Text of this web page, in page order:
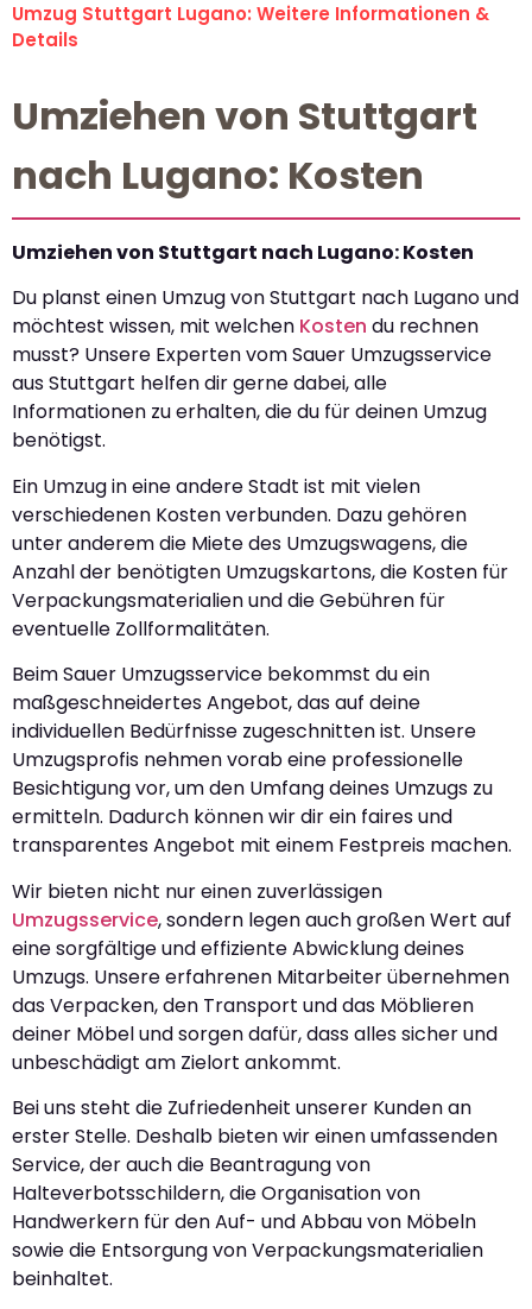
Umzug Stuttgart Lugano: Weitere Informationen &
Details
Umziehen von Stuttgart
nach Lugano: Kosten
Umziehen von Stuttgart nach Lugano: Kosten
Du planst einen Umzug von Stuttgart nach Lugano und
möchtest wissen, mit welchen Kosten du rechnen
musst? Unsere Experten vom Sauer Umzugsservice
aus Stuttgart helfen dir gerne dabei, alle
Informationen zu erhalten, die du für deinen Umzug
benötigst.
Ein Umzug in eine andere Stadt ist mit vielen
verschiedenen Kosten verbunden. Dazu gehören
unter anderem die Miete des Umzugswagens, die
Anzahl der benötigten Umzugskartons, die Kosten für
Verpackungsmaterialien und die Gebühren für
eventuelle Zollformalitäten.
Beim Sauer Umzugsservice bekommst du ein
maßgeschneidertes Angebot, das auf deine
individuellen Bedürfnisse zugeschnitten ist. Unsere
Umzugsprofis nehmen vorab eine professionelle
Besichtigung vor, um den Umfang deines Umzugs zu
ermitteln. Dadurch können wir dir ein faires und
transparentes Angebot mit einem Festpreis machen.
Wir bieten nicht nur einen zuverlässigen
Umzugsservice, sondern legen auch großen Wert auf
eine sorgfältige und effiziente Abwicklung deines
Umzugs. Unsere erfahrenen Mitarbeiter übernehmen
das Verpacken, den Transport und das Möblieren
deiner Möbel und sorgen dafür, dass alles sicher und
unbeschädigt am Zielort ankommt.
Bei uns steht die Zufriedenheit unserer Kunden an
erster Stelle. Deshalb bieten wir einen umfassenden
Service, der auch die Beantragung von
Halteverbotsschildern, die Organisation von
Handwerkern für den Auf- und Abbau von Möbeln
sowie die Entsorgung von Verpackungsmaterialien
beinhaltet.